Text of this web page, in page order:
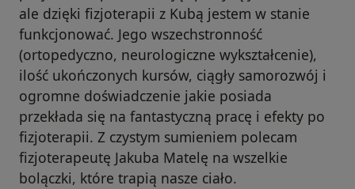
ale dzięki fizjoterapii z Kubą jestem w stanie
funkcjonować. Jego wszechstronność
(ortopedyczno, neurologiczne wykształcenie),
ilość ukończonych kursów, ciągły samorozwój i
ogromne doświadczenie jakie posiada
przekłada się na fantastyczną pracę i efekty po
fizjoterapii. Z czystym sumieniem polecam
fizjoterapeutę Jakuba Matelę na wszelkie
bolączki, które trapią nasze ciało.